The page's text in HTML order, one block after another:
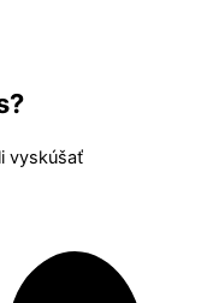
vyskúšať